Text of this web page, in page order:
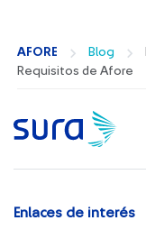
AFORE Blog
Requisitos de Afore
Enlaces de interés